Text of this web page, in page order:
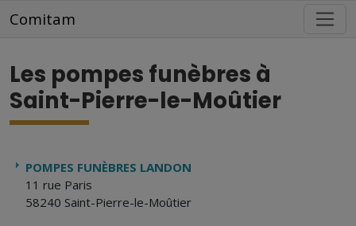
Comitam
Les pompes funèbres à
Saint-Pierre-le-Moûtier
POMPES FUNÈBRES LANDON
11 rue Paris
58240 Saint-Pierre-le-Moûtier